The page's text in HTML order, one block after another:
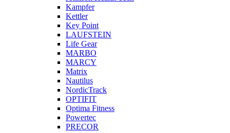
Kampfer
Kettler
Key Point
LAUFSTEIN
Life Gear
MARBO
MARCY
Matrix
Nautilus
NordicTrack
OPTIFIT
Optima Fitness
Powertec
PRECOR